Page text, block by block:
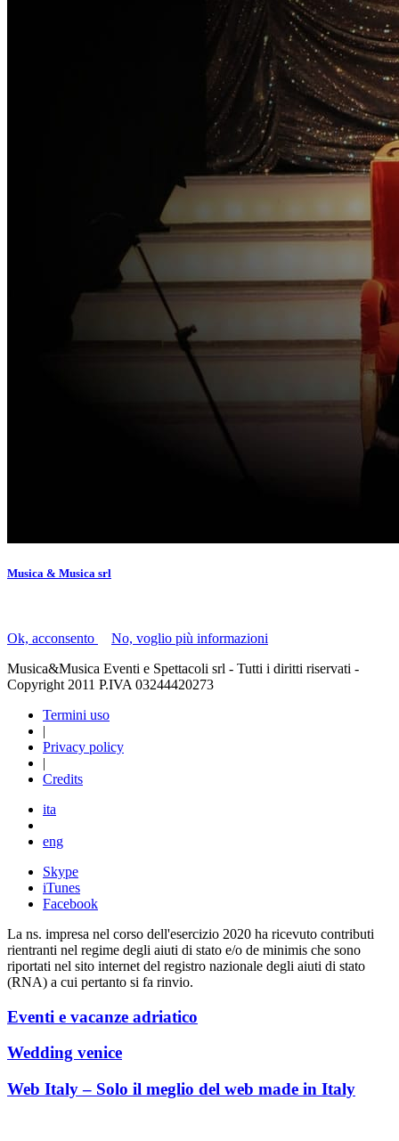
Musica & Musica srl
Ok, acconsento
No, voglio più informazioni
Musica&Musica Eventi e Spettacoli srl - Tutti i diritti riservati -
Copyright 2011 P.IVA 03244420273
Termini uso
|
Privacy policy
|
Credits
ita
eng
Skype
iTunes
Facebook
La ns. impresa nel corso dell'esercizio 2020 ha ricevuto contributi
rientranti nel regime degli aiuti di stato e/o de minimis che sono
riportati nel sito internet del registro nazionale degli aiuti di stato
(RNA) a cui pertanto si fa rinvio.
Eventi e vacanze adriatico
Wedding venice
Web Italy – Solo il meglio del web made in Italy